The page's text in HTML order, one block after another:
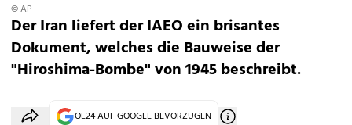
© AP
Der Iran liefert der IAEO ein brisantes
Dokument, welches die Bauweise der
"Hiroshima-Bombe" von 1945 beschreibt.
OE24 AUF GOOGLE BEVORZUGEN